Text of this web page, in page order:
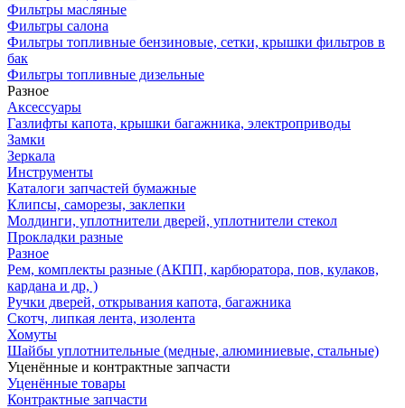
Фильтры масляные
Фильтры салона
Фильтры топливные бензиновые, сетки, крышки фильтров в
бак
Фильтры топливные дизельные
Разное
Аксесcуары
Газлифты капота, крышки багажника, электроприводы
Замки
Зеркала
Инструменты
Каталоги запчастей бумажные
Клипсы, саморезы, заклепки
Молдинги, уплотнители дверей, уплотнители стекол
Прокладки разные
Разное
Рем, комплекты разные (АКПП, карбюратора, пов, кулаков,
кардана и др, )
Ручки дверей, открывания капота, багажника
Скотч, липкая лента, изолента
Хомуты
Шайбы уплотнительные (медные, алюминиевые, стальные)
Уценённые и контрактные запчасти
Уценённые товары
Контрактные запчасти